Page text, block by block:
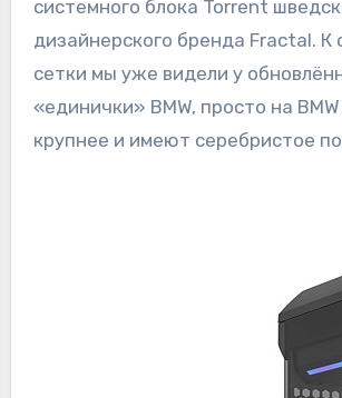
системного блока Torrent
дизайнерского бренда Fractal. К
сетки мы уже видели у
«единички» BMW, просто на
крупнее и имеют серебристое